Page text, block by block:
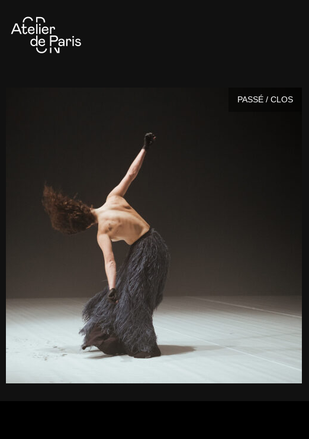
PASSÉ / CLOS